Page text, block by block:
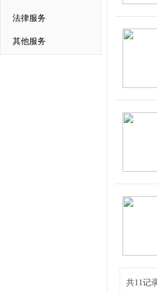
法律服务
其他服务
共11记